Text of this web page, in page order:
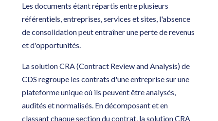
Les documents étant répartis entre plusieurs
référentiels, entreprises, services et sites, l'absence
de consolidation peut entraîner une perte de revenus
et d'opportunités.
La solution CRA (Contract Review and Analysis) de
CDS regroupe les contrats d'une entreprise sur une
plateforme uniqueoù ils peuvent être analysés,
audités et normalisés. En décomposant et en
classant chaque section du contrat, la solution CRA